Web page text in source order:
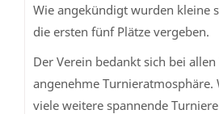
Wie angekündigt wurden kleine
die ersten fünf Plätze vergeben.
Der Verein bedankt sich bei
angenehme Turnieratmosphäre.
viele weitere spannende